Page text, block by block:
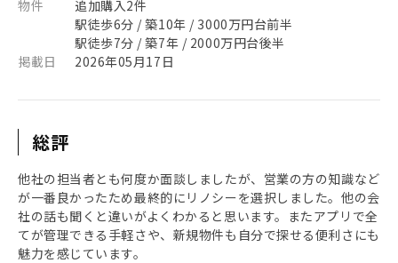
物件
追加購入2件
駅徒歩6分 / 築10年 / 3000万円台前半
駅徒歩7分 / 築7年 / 2000万円台後半
掲載日
2026年05月17日
総評
他社の担当者とも何度か面談しましたが、営業の方の知識など
が一番良かったため最終的にリノシーを選択しました。他の会
社の話も聞くと違いがよくわかると思います。またアプリで全
てが管理できる手軽さや、新規物件も自分で探せる便利さにも
魅力を感じています。